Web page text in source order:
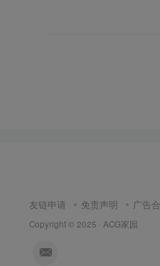
友链申请 免责声明 广告
Copyright © 2025 · ACG家园